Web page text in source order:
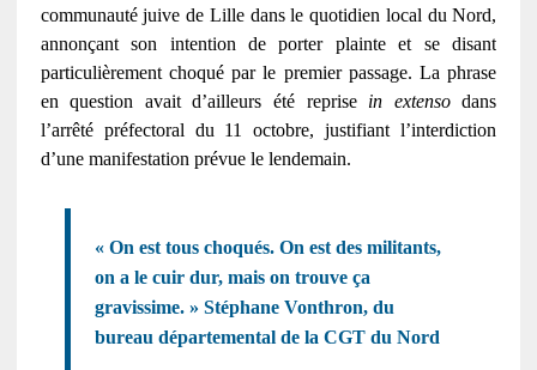
communauté juive de Lille dans le quotidien local du Nord,
annonçant son intention de porter plainte et se disant
particulièrement choqué par le premier passage. La phrase
en question avait d’ailleurs été reprise in extensodans
l’arrêté préfectoral du 11 octobre, justifiant l’interdiction
d’une manifestation prévue le lendemain.
« On est tous choqués. On est des militants,
on a le cuir dur, mais on trouve ça
gravissime. » Stéphane Vonthron, du
bureau départemental de la CGT du Nord